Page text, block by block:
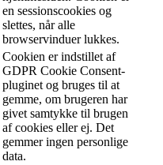
en sessionscookies og
slettes, når alle
browservinduer lukkes.
Cookien er indstillet af
GDPR Cookie Consent-
pluginet og bruges til at
gemme, om brugeren har
givet samtykke til brugen
af cookies eller ej. Det
gemmer ingen personlige
data.